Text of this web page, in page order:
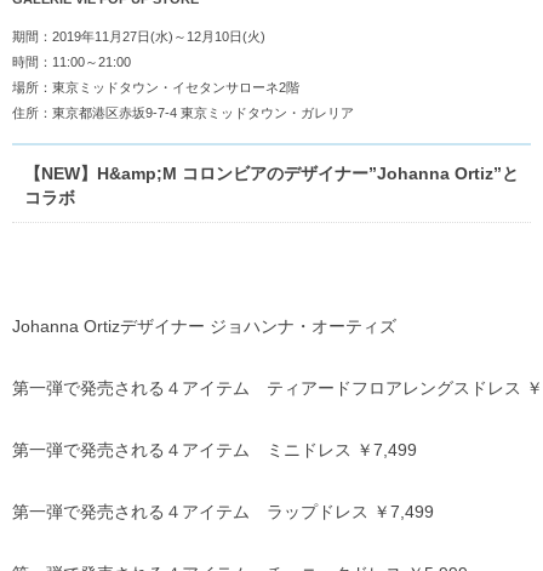
期間：2019年11月27日(水)～12月10日(火)
時間：11:00～21:00
場所：東京ミッドタウン・イセタンサローネ2階
住所：東京都港区赤坂9-7-4 東京ミッドタウン・ガレリア
【NEW】H&amp;M コロンビアのデザイナー”Johanna Ortiz”と
コラボ
Johanna Ortizデザイナー ジョハンナ・オーティズ
第一弾で発売される４アイテム ティアードフロアレングスドレス
第一弾で発売される４アイテム ミニドレス ￥7,499
第一弾で発売される４アイテム ラップドレス ￥7,499